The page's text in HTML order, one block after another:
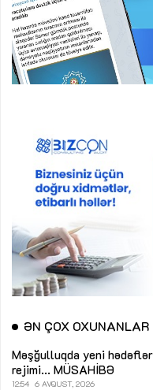
ƏN ÇOX OXUNANLAR
Məşğulluqda yeni
rejimi... MÜSAHİBƏ
12:54 6 AVQUST, 2026